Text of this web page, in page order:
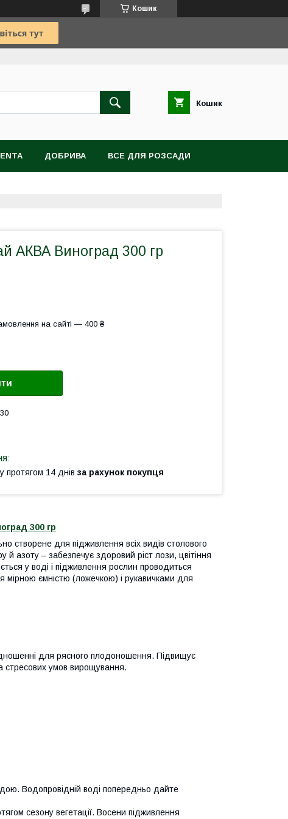
Кошик
Кошик
ДОБРИВА ВСЕ ДЛЯ РОЗСАДИ
АКВА Виноград 300 гр
на сайті — 400 ₴
протягом 14 днів за рахунок покупця
300 гр
створене для підживлення всіх видів столового
азоту – забезпечує здоровий ріст лози, цвітіння
у воді і підживлення рослин проводиться
мірною ємністю (ложечкою) і рукавичками для
для рясного плодоношення. Підвищує
стресових умов вирощування.
Водопровідній воді попередньо дайте
сезону вегетації. Восени підживлення